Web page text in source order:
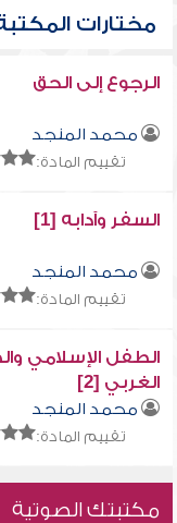
مختارات
الرجوع إلى الحق
محمد المنجد
تقييم المادة:
السفر وآدابه [1]
محمد المنجد
تقييم المادة:
الطفل الإسلامي
الغربي [2]
محمد المنجد
تقييم المادة:
مكتبتك الصوتية